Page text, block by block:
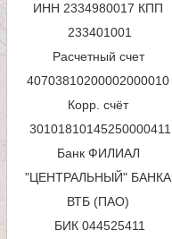
н
ИНН 2334980017 КПП
233401001
Расчетный счет
40703810200002000010
Корр. счёт
Банк ФИЛИАЛ
"ЦЕНТРАЛЬНЫЙ" БАНКА
ВТБ (ПАО)
БИК 044525411